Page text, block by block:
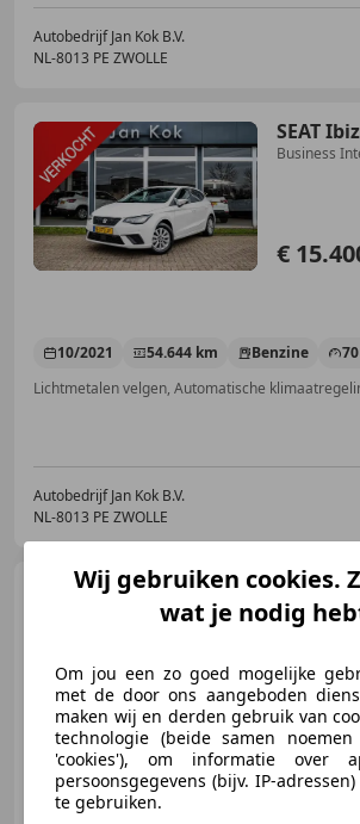
Autobedrijf Jan Kok B.V.
NL-8013 PE ZWOLLE
SEAT
Business
€
10/2021 54.644 km Benzine
Autobedrijf Jan Kok B.V.
NL-8013 PE ZWOLLE
95 pk R-
Bergamo | P
€
06/2022 64.798 km
Wij gebruiken cookies.
wat je nodig
Om jou een zo goed mogelijke
met de door ons aangeboden
maken wij en derden gebruik van
technologie (beide samen
'cookies'), om informatie over
persoonsgegevens (bijv. IP-
te gebruiken.